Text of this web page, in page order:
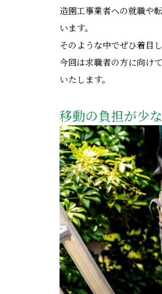
造園工事業者への就職や
います。
そのような中でぜひ着目
今回は求職者の方に向け
いたします。
移動の負担が少